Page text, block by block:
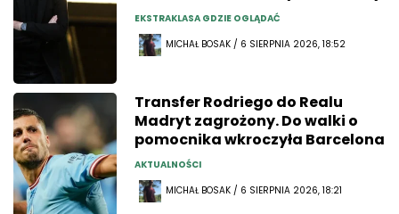
EKSTRAKLASA GDZIE OGLĄDAĆ
MICHAŁ BOSAK / 6 SIERPNIA 2026, 18:52
Transfer Rodriego do Realu
Madryt zagrożony. Do walki o
pomocnika wkroczyła Barcelona
AKTUALNOŚCI
MICHAŁ BOSAK / 6 SIERPNIA 2026, 18:21